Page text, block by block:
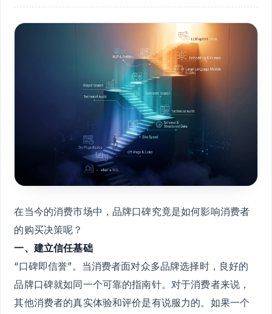
在当今的消费市场中，品牌口碑究竟是如何影响消费者
的购买决策呢？
一、建立信任基础
“口碑即信誉”。当消费者面对众多品牌选择时，良好的
品牌口碑就如同一个可靠的指南针。对于消费者来说，
其他消费者的真实体验和评价是有说服力的。如果一个